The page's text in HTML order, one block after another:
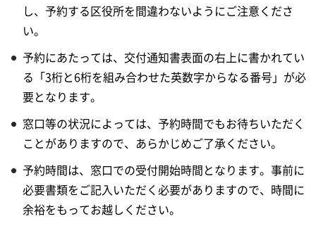
し、予約する区役所を間違わないようにご注意くださ
い。
予約にあたっては、交付通知書表面の右上に書かれてい
る「3桁と6桁を組み合わせた英数字からなる番号」が必
要となります。
窓口等の状況によっては、予約時間でもお待ちいただく
ことがありますので、あらかじめご了承ください。
予約時間は、窓口での受付開始時間となります。事前に
必要書類をご記入いただく必要がありますので、時間に
余裕をもってお越しください。